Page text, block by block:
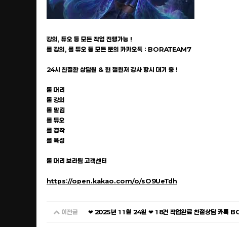
강의, 듀오 등 모든 작업 진행가능 !
롤 강의, 롤 듀오 등 모든 문의 카카오톡 : BORATEAM7
24시 친절한 상담원 & 현 챌린저 강사 항시 대기 중 !
롤 대리
롤 강의
롤 맡김
롤 듀오
롤 경작
롤 육성
롤 대리 보라팀 고객센터
https://open.kakao.com/o/sO9UeTdh
이전글 ❤ 2025년 11월 24일 ❤ 18건 작업완료 친절상담 카톡